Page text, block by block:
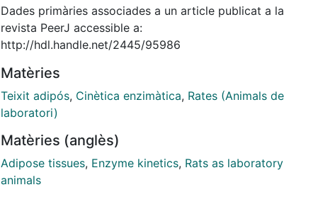
referència, derivats dels animals, que han estat processats
per a la publicació. També inclouen algunes fases del
processament de les dades per assolir els resultats finals,
Dades primàries associades a un article publicat a la
revista PeerJ accessible a:
http://hdl.handle.net/2445/95986
Matèries
Teixit adipós, Cinètica enzimàtica, Rates (Animals de
laboratori)
Matèries (anglès)
Adipose tissues, Enzyme kinetics, Rats as laboratory
animals